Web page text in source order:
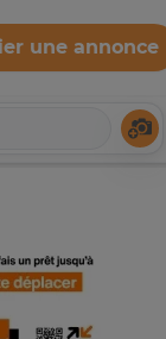
une annonce